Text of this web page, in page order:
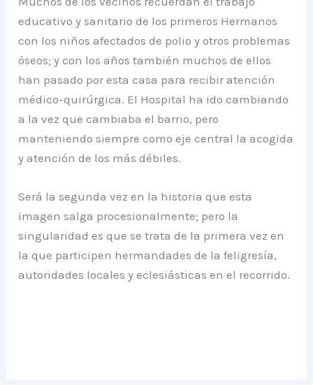
educativo y sanitario de los primeros Hermanos
con los niños afectados de polio y otros problemas
óseos; y con los años también muchos de ellos
han pasado por esta casa para recibir atención
médico-quirúrgica. El Hospital ha ido cambiando
a la vez que cambiaba el barrio, pero
manteniendo siempre como eje central la acogida
y atención de los más débiles.
Será la segunda vez en la historia que esta
imagen salga procesionalmente; pero la
singularidad es que se trata de la primera vez en
la que participen hermandades de la feligresía,
autoridades locales y eclesiásticas en el recorrido.